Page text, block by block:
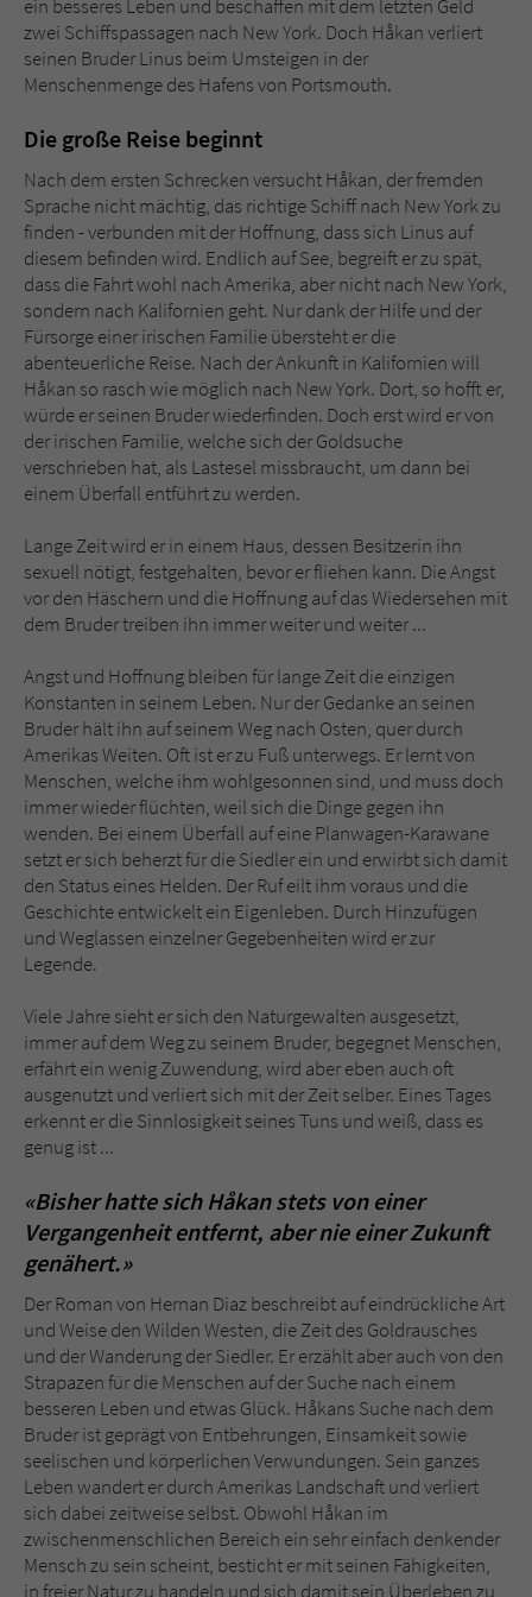
ein besseres Leben und beschaffen mit dem letzten Geld
zwei Schiffspassagen nach New York. Doch Håkan verliert
seinen Bruder Linus beim Umsteigen in der
Menschenmenge des Hafens von Portsmouth.
Die große Reise beginnt
Nach dem ersten Schrecken versucht Håkan, der fremden
Sprache nicht mächtig, das richtige Schiff nach New York zu
finden - verbunden mit der Hoffnung, dass sich Linus auf
diesem befinden wird. Endlich auf See, begreift er zu spät,
dass die Fahrt wohl nach Amerika, aber nicht nach New York,
sondern nach Kalifornien geht. Nur dank der Hilfe und der
Fürsorge einer irischen Familie übersteht er die
abenteuerliche Reise. Nach der Ankunft in Kalifornien will
Håkan so rasch wie möglich nach New York. Dort, so hofft er,
würde er seinen Bruder wiederfinden. Doch erst wird er von
der irischen Familie, welche sich der Goldsuche
verschrieben hat, als Lastesel missbraucht, um dann bei
einem Überfall entführt zu werden.
Lange Zeit wird er in einem Haus, dessen Besitzerin ihn
sexuell nötigt, festgehalten, bevor er fliehen kann. Die Angst
vor den Häschern und die Hoffnung auf das Wiedersehen mit
dem Bruder treiben ihn immer weiter und weiter ...
Angst und Hoffnung bleiben für lange Zeit die einzigen
Konstanten in seinem Leben. Nur der Gedanke an seinen
Bruder hält ihn auf seinem Weg nach Osten, quer durch
Amerikas Weiten. Oft ist er zu Fuß unterwegs. Er lernt von
Menschen, welche ihm wohlgesonnen sind, und muss doch
immer wieder flüchten, weil sich die Dinge gegen ihn
wenden. Bei einem Überfall auf eine Planwagen-Karawane
setzt er sich beherzt für die Siedler ein und erwirbt sich damit
den Status eines Helden. Der Ruf eilt ihm voraus und die
Geschichte entwickelt ein Eigenleben. Durch Hinzufügen
und Weglassen einzelner Gegebenheiten wird er zur
Legende.
Viele Jahre sieht er sich den Naturgewalten ausgesetzt,
immer auf dem Weg zu seinem Bruder, begegnet Menschen,
erfährt ein wenig Zuwendung, wird aber eben auch oft
ausgenutzt und verliert sich mit der Zeit selber. Eines Tages
erkennt er die Sinnlosigkeit seines Tuns und weiß, dass es
genug ist ...
«Bisher hatte sich Håkan stets von einer
Vergangenheit entfernt, aber nie einer Zukunft
genähert.»
Der Roman von Hernan Diaz beschreibt auf eindrückliche Art
und Weise den Wilden Westen, die Zeit des Goldrausches
und der Wanderung der Siedler. Er erzählt aber auch von den
Strapazen für die Menschen auf der Suche nach einem
besseren Leben und etwas Glück. Håkans Suche nach dem
Bruder ist geprägt von Entbehrungen, Einsamkeit sowie
seelischen und körperlichen Verwundungen. Sein ganzes
Leben wandert er durch Amerikas Landschaft und verliert
sich dabei zeitweise selbst. Obwohl Håkan im
zwischenmenschlichen Bereich ein sehr einfach denkender
Mensch zu sein scheint, besticht er mit seinen Fähigkeiten,
in freier Natur zu handeln und sich damit sein Überleben zu
Sicherheitscode des Kontaktformulars zu
überprüfen.